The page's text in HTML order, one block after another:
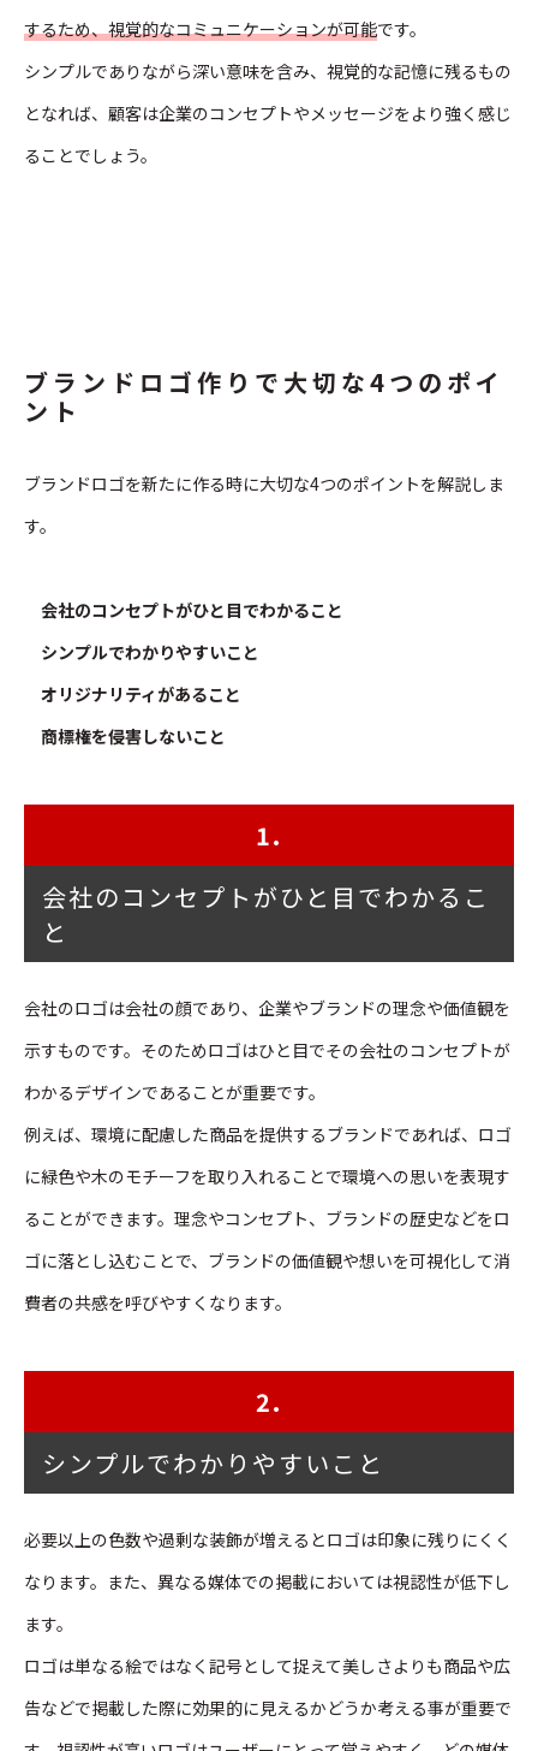
するため、視覚的なコミュニケーションが可能です。
シンプルでありながら深い意味を含み、視覚的な記憶に残るもの
となれば、顧客は企業のコンセプトやメッセージをより強く感じ
ることでしょう。
ブランドロゴ作りで大切な4つのポイ
ント
ブランドロゴを新たに作る時に大切な4つのポイントを解説しま
す。
会社のコンセプトがひと目でわかること
シンプルでわかりやすいこと
オリジナリティがあること
商標権を侵害しないこと
1.
会社のコンセプトがひと目でわかるこ
と
会社のロゴは会社の顔であり、企業やブランドの理念や価値観を
示すものです。そのためロゴはひと目でその会社のコンセプトが
わかるデザインであることが重要です。
例えば、環境に配慮した商品を提供するブランドであれば、ロゴ
に緑色や木のモチーフを取り入れることで環境への思いを表現す
ることができます。理念やコンセプト、ブランドの歴史などをロ
ゴに落とし込むことで、ブランドの価値観や想いを可視化して消
費者の共感を呼びやすくなります。
2.
シンプルでわかりやすいこと
必要以上の色数や過剰な装飾が増えるとロゴは印象に残りにくく
なります。また、異なる媒体での掲載においては視認性が低下し
ます。
ロゴは単なる絵ではなく記号として捉えて美しさよりも商品や広
告などで掲載した際に効果的に見えるかどうか考える事が重要で